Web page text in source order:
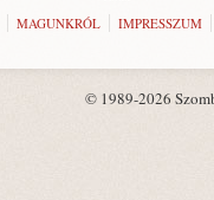
MAGUNKRÓL IMPRESSZUM
© 1989-2026